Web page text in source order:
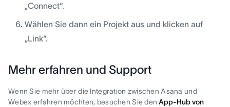
„Connect“.
Wählen Sie dann ein Projekt aus und klicken auf
„Link“.
Mehr erfahren und Support
Wenn Sie mehr über die Integration zwischen Asana und
Webex erfahren möchten, besuchen Sie denApp-Hub von